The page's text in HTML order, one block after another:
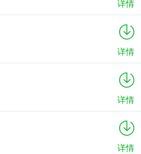
详情
详情
详情
详情